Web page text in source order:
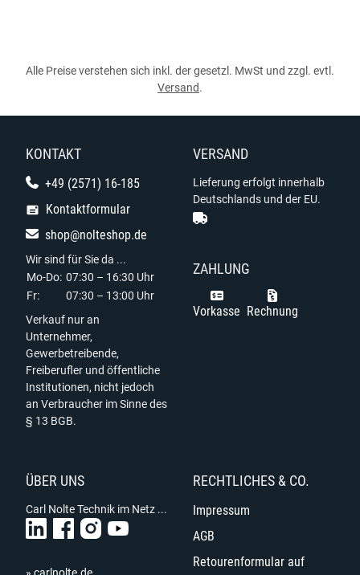
Alle Preise verstehen sich inkl. der gesetzl. MwSt und zzgl. evtl.
Versand.
KONTAKT
+49 (2571) 16-185
Kontaktformular
shop@nolteshop.de
Wir sind für Sie da ...
Mo-Do: 07:30 – 16:30 Uhr
Fr:
07:30 – 13:00 Uhr
Verkauf nur an
Unternehmer,
Gewerbetreibende,
Freiberufler und öffentliche
Institutionen, nicht jedoch
an Verbraucher im Sinne des
§ 13 BGB.
VERSAND
Lieferung erfolgt innerhalb
Deutschlands und der EU.
ZAHLUNG
Vorkasse Rechnung
ÜBER UNS
Carl Nolte Technik im Netz ...
RECHTLICHES & CO.
Impressum
AGB
Retourenformular auf